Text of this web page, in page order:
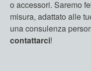
o accessori. Saremo
misura, adattato alle
una consulenza
contattarci!